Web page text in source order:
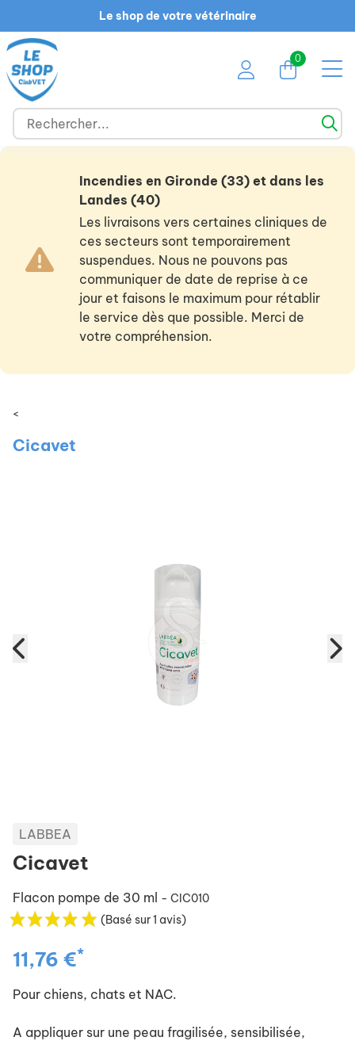
Le shop de votre vétérinaire
0
Incendies en Gironde (33) et dans les
Landes (40)
Les livraisons vers certaines cliniques de
ces secteurs sont temporairement
suspendues. Nous ne pouvons pas
communiquer de date de reprise à ce
jour et faisons le maximum pour rétablir
le service dès que possible. Merci de
votre compréhension.
<
Cicavet
LABBEA
Cicavet
Flacon pompe de 30 ml - CIC010
(Basé sur 1 avis)
11,76 €*
Pour chiens, chats et NAC.
A appliquer sur une peau fragilisée, sensibilisée,